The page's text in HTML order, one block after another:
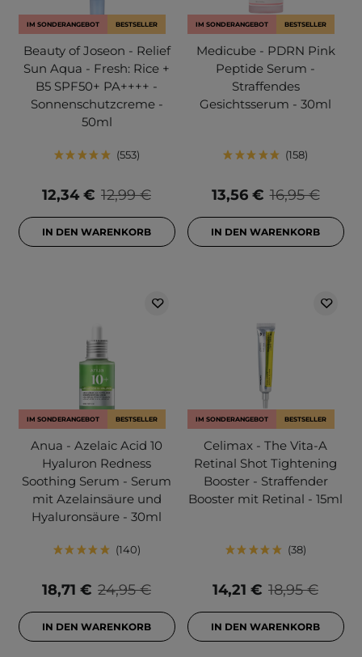
IM SONDERANGEBOT BESTSELLER
Beauty of Joseon - Relief
Sun Aqua - Fresh: Rice +
B5 SPF50+ PA++++ -
Sonnenschutzcreme -
50ml
553
12,99 €
12,34 €
IN DEN WARENKORB
IM SONDERANGEBOT BESTSELLER
Medicube - PDRN Pink
Peptide Serum -
Straffendes
Gesichtsserum - 30ml
158
16,95 €
13,56 €
IN DEN WARENKORB
IM SONDERANGEBOT BESTSELLER
Anua - Azelaic Acid 10
Hyaluron Redness
Soothing Serum - Serum
mit Azelainsäure und
Hyaluronsäure - 30ml
140
24,95 €
18,71 €
IN DEN WARENKORB
IM SONDERANGEBOT BESTSELLER
Celimax - The Vita-A
Retinal Shot Tightening
Booster - Straffender
Booster mit Retinal - 15ml
38
18,95 €
14,21 €
IN DEN WARENKORB